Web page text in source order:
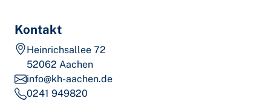
Kontakt
Heinrichsallee 72
52062 Aachen
info@kh-aachen.de
0241 949820